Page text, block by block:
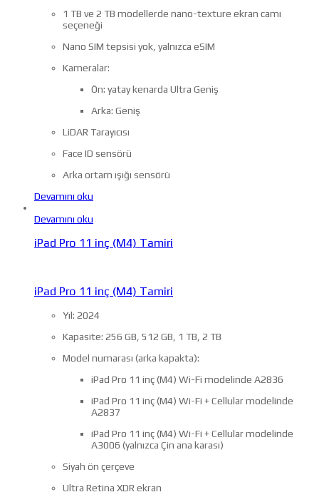
1 TB ve 2 TB modellerde nano-texture ekran camı
seçeneği
Nano SIM tepsisi yok, yalnızca eSIM
Kameralar:
Ön: yatay kenarda Ultra Geniş
Arka: Geniş
LiDAR Tarayıcısı
Face ID sensörü
Arka ortam ışığı sensörü
Devamını oku
Devamını oku
iPad Pro 11 inç (M4) Tamiri
iPad Pro 11 inç (M4) Tamiri
Yıl: 2024
Kapasite: 256 GB, 512 GB, 1 TB, 2 TB
Model numarası (arka kapakta):
iPad Pro 11 inç (M4) Wi-Fi modelinde A2836
iPad Pro 11 inç (M4) Wi-Fi + Cellular modelinde
A2837
iPad Pro 11 inç (M4) Wi-Fi + Cellular modelinde
A3006 (yalnızca Çin ana karası)
Siyah ön çerçeve
Ultra Retina XDR ekran